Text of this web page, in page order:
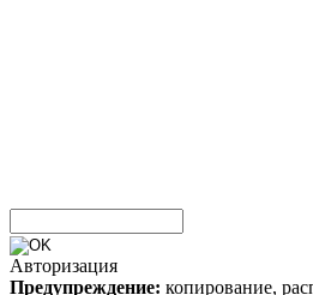
Авторизация
Предупреждение: копирование,